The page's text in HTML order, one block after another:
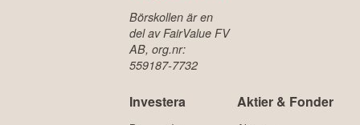
Börskollen är en
del av FairValue FV
AB, org.nr:
559187-7732
Investera Aktier & Fonder